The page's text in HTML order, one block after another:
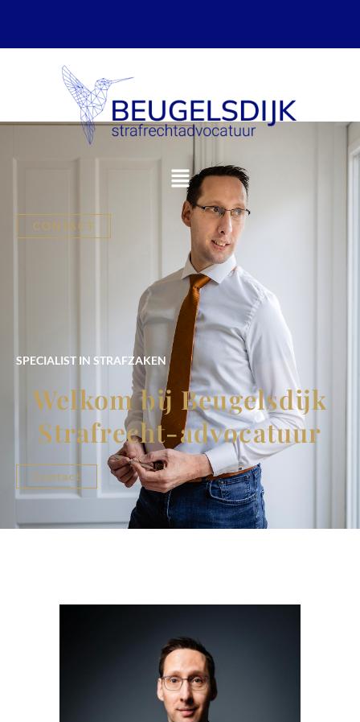
CONTACT
SPECIALIST IN STRAFZAKEN
Welkom bij Beugelsdijk
Strafrecht-advocatuur
Contact